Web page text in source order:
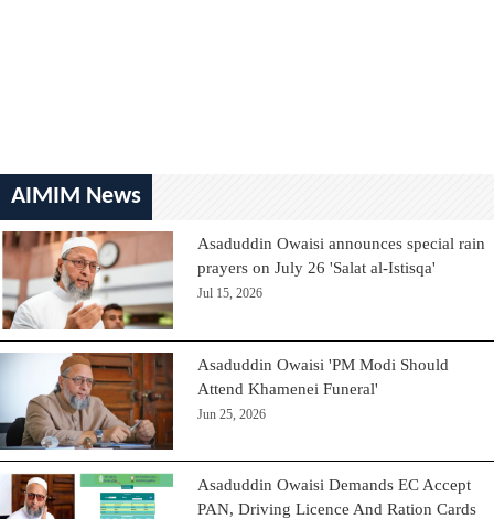
AIMIM News
Asaduddin Owaisi announces special rain
prayers on July 26 'Salat al-Istisqa'
Jul 15, 2026
Asaduddin Owaisi 'PM Modi Should
Attend Khamenei Funeral'
Jun 25, 2026
Asaduddin Owaisi Demands EC Accept
PAN, Driving Licence And Ration Cards